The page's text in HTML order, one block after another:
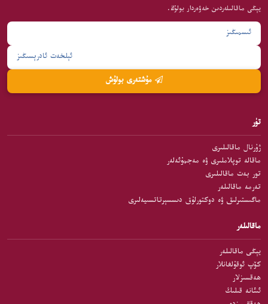
يېڭى ماقالىلەردىن خەۋەردار بولۇڭ.
تۈر
ژۇرنال ماقالىلىرى
ماقالە توپلاملىرى ۋە مەجمۇئەلەر
تور بەت ماقالىلىرى
تەرمە ماقالىلەر
ماگىستىرلىق ۋە دوكتورلۇق دىسسېرتاتسىيەلىرى
ماقالىلەر
يېڭى ماقالىلەر
كۆپ ئوقۇلغانلار
ھەقسىزلار
ئىئانە قىلىڭ